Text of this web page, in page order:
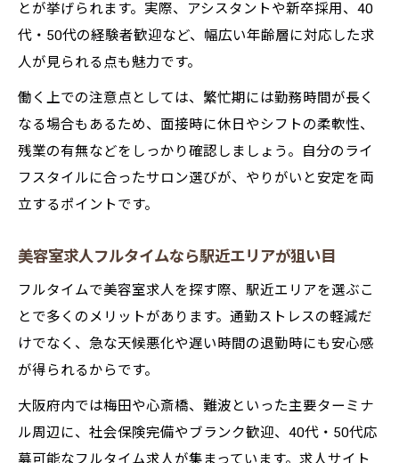
とが挙げられます。実際、アシスタントや新卒採用、40
代・50代の経験者歓迎など、幅広い年齢層に対応した求
人が見られる点も魅力です。
働く上での注意点としては、繁忙期には勤務時間が長く
なる場合もあるため、面接時に休日やシフトの柔軟性、
残業の有無などをしっかり確認しましょう。自分のライ
フスタイルに合ったサロン選びが、やりがいと安定を両
立するポイントです。
美容室求人フルタイムなら駅近エリアが狙い目
フルタイムで美容室求人を探す際、駅近エリアを選ぶこ
とで多くのメリットがあります。通勤ストレスの軽減だ
けでなく、急な天候悪化や遅い時間の退勤時にも安心感
が得られるからです。
大阪府内では梅田や心斎橋、難波といった主要ターミナ
ル周辺に、社会保険完備やブランク歓迎、40代・50代応
募可能なフルタイム求人が集まっています。求人サイト